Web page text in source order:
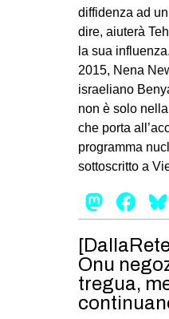
diffidenza ad
dire, aiuterà
la sua
2015, Nena
israeliano
non è solo
che porta
programma
sottoscritto a
Onu
tregua,